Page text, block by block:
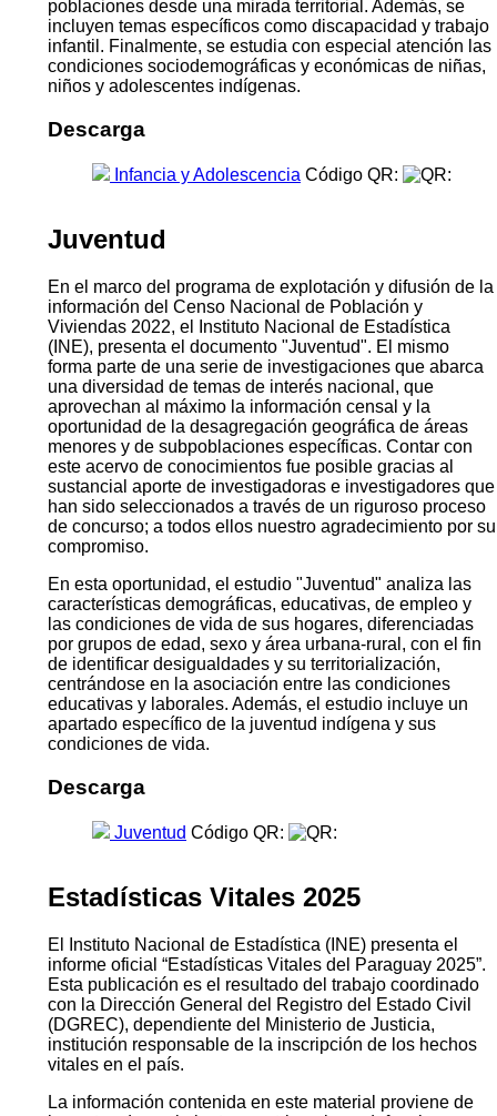
poblaciones desde una mirada territorial. Además, se
incluyen temas específicos como discapacidad y trabajo
infantil. Finalmente, se estudia con especial atención las
condiciones sociodemográficas y económicas de niñas,
niños y adolescentes indígenas.
Descarga
Infancia y Adolescencia Código QR:
Juventud
En el marco del programa de explotación y difusión de la
información del Censo Nacional de Población y
Viviendas 2022, el Instituto Nacional de Estadística
(INE), presenta el documento "Juventud". El mismo
forma parte de una serie de investigaciones que abarca
una diversidad de temas de interés nacional, que
aprovechan al máximo la información censal y la
oportunidad de la desagregación geográfica de áreas
menores y de subpoblaciones específicas. Contar con
este acervo de conocimientos fue posible gracias al
sustancial aporte de investigadoras e investigadores que
han sido seleccionados a través de un riguroso proceso
de concurso; a todos ellos nuestro agradecimiento por su
compromiso.
En esta oportunidad, el estudio "Juventud" analiza las
características demográficas, educativas, de empleo y
las condiciones de vida de sus hogares, diferenciadas
por grupos de edad, sexo y área urbana-rural, con el fin
de identificar desigualdades y su territorialización,
centrándose en la asociación entre las condiciones
educativas y laborales. Además, el estudio incluye un
apartado específico de la juventud indígena y sus
condiciones de vida.
Descarga
Juventud Código QR:
Estadísticas Vitales 2025
El Instituto Nacional de Estadística (INE) presenta el
informe oficial “Estadísticas Vitales del Paraguay 2025”.
Esta publicación es el resultado del trabajo coordinado
con la Dirección General del Registro del Estado Civil
(DGREC), dependiente del Ministerio de Justicia,
institución responsable de la inscripción de los hechos
vitales en el país.
La información contenida en este material proviene de